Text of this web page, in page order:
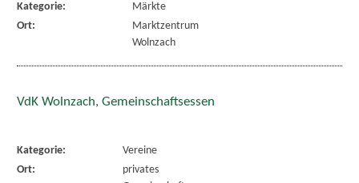
Kategorie:
Märkte
Ort:
Marktzentrum
Wolnzach
VdK Wolnzach, Gemeinschaftsessen
Kategorie:
Vereine
Ort:
privates